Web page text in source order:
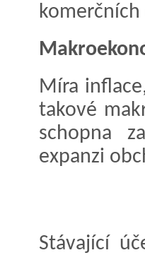
komerčních
Míra
takové
schopna
expanzi
Stávající